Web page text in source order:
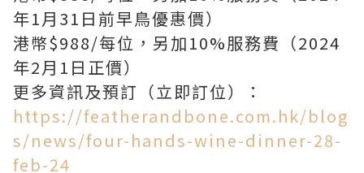
年1月31日前早鳥優惠價）
港幣$988/每位，另加10%服務費（2024
年2月1日正價）
更多資訊及預訂（立即訂位）：
https://featherandbone.com.hk/blog
s/news/four-hands-wine-dinner-28-
feb-24